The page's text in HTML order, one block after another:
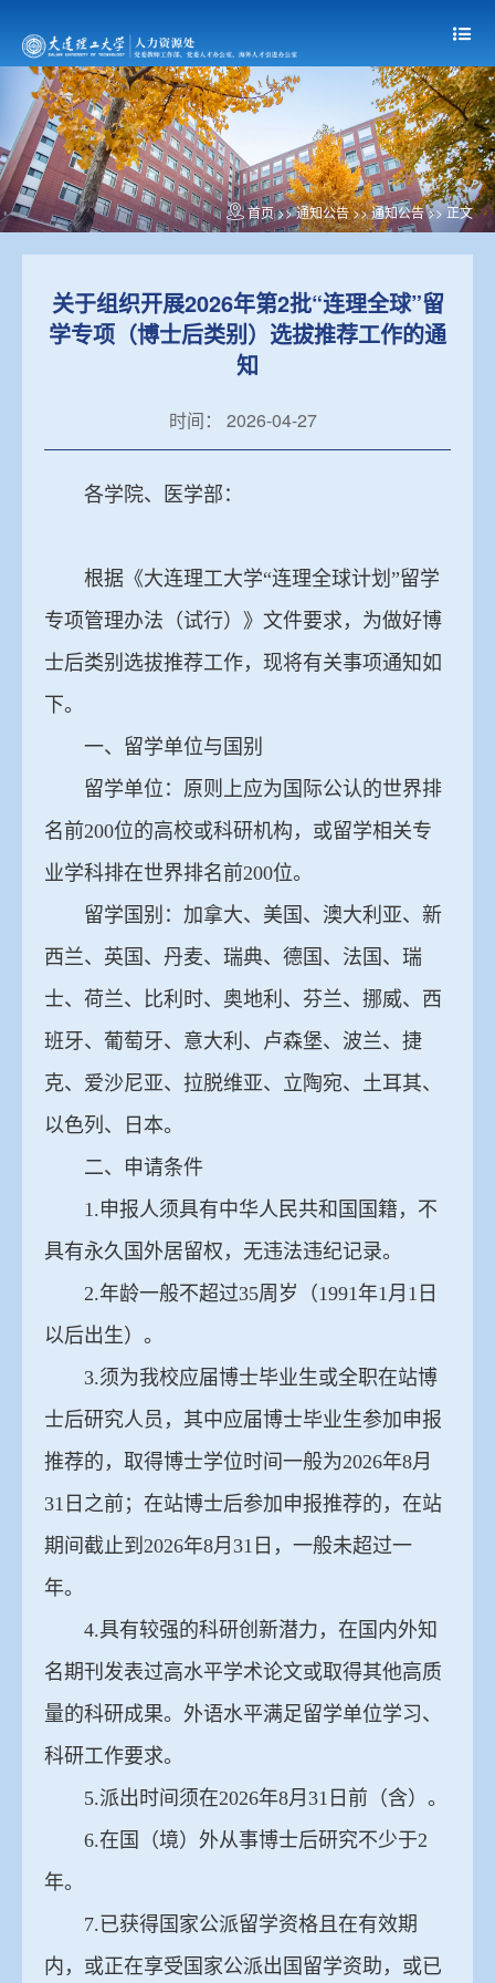
首页>> 通知公告 >>通知公告>> 正文
关于组织开展2026年第2批“连理全球”留
学专项（博士后类别）选拔推荐工作的通
知
时间： 2026-04-27
各学院、医学部：
根据《大连理工大学“连理全球计划”留学
专项管理办法（试行）》文件要求，为做好博
士后类别选拔推荐工作，现将有关事项通知如
下。
一、留学单位与国别
留学单位：原则上应为国际公认的世界排
名前200位的高校或科研机构，或留学相关专
业学科排在世界排名前200位。
留学国别：加拿大、美国、澳大利亚、新
西兰、英国、丹麦、瑞典、德国、法国、瑞
士、荷兰、比利时、奥地利、芬兰、挪威、西
班牙、葡萄牙、意大利、卢森堡、波兰、捷
克、爱沙尼亚、拉脱维亚、立陶宛、土耳其、
以色列、日本。
二、申请条件
1.申报人须具有中华人民共和国国籍，不
具有永久国外居留权，无违法违纪记录。
2.年龄一般不超过35周岁（1991年1月1日
以后出生）。
3.须为我校应届博士毕业生或全职在站博
士后研究人员，其中应届博士毕业生参加申报
推荐的，取得博士学位时间一般为2026年8月
31日之前；在站博士后参加申报推荐的，在站
期间截止到2026年8月31日，一般未超过一
年。
4.具有较强的科研创新潜力，在国内外知
名期刊发表过高水平学术论文或取得其他高质
量的科研成果。外语水平满足留学单位学习、
科研工作要求。
5.派出时间须在2026年8月31日前（含）。
6.在国（境）外从事博士后研究不少于2
年。
7.已获得国家公派留学资格且在有效期
内，或正在享受国家公派出国留学资助，或已